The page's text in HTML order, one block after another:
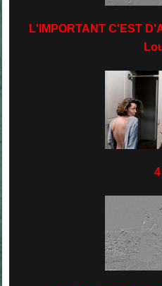
L'IMPORTANT C'EST
4